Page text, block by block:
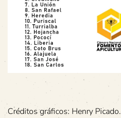
Créditos gráficos: Henry Picado.